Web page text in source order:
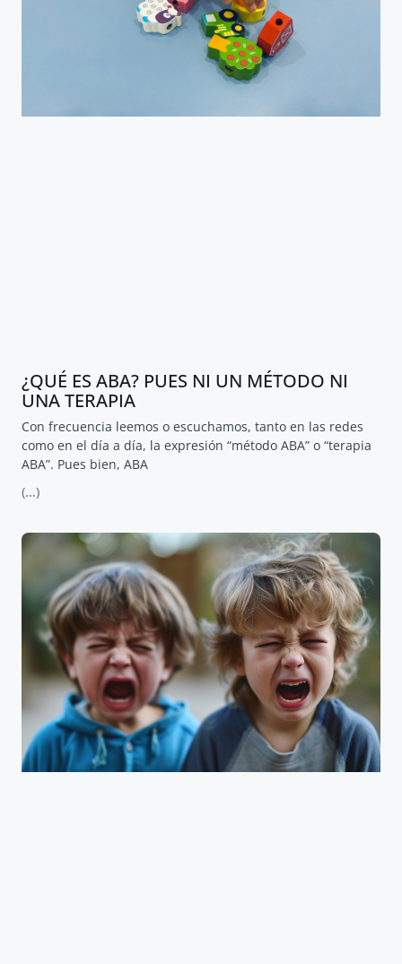
¿QUÉ ES ABA? PUES NI UN MÉTODO NI
UNA TERAPIA
Con frecuencia leemos o escuchamos, tanto en las redes
como en el día a día, la expresión “método ABA” o “terapia
ABA”. Pues bien, ABA
(...)